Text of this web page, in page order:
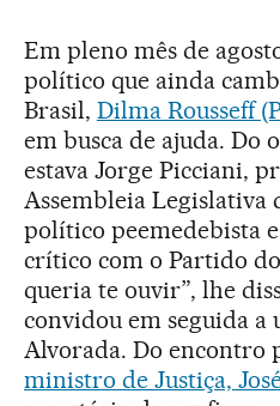
Em pleno mês de
político que ainda
Brasil, Dilma Rousseff
em busca de ajuda. Do
estava Jorge Picciani,
Assembleia Legislativa
político peemedebista
crítico com o Partido
queria te ouvir”, lhe
convidou em seguida a
Alvorada. Do
ministro de Justiça,